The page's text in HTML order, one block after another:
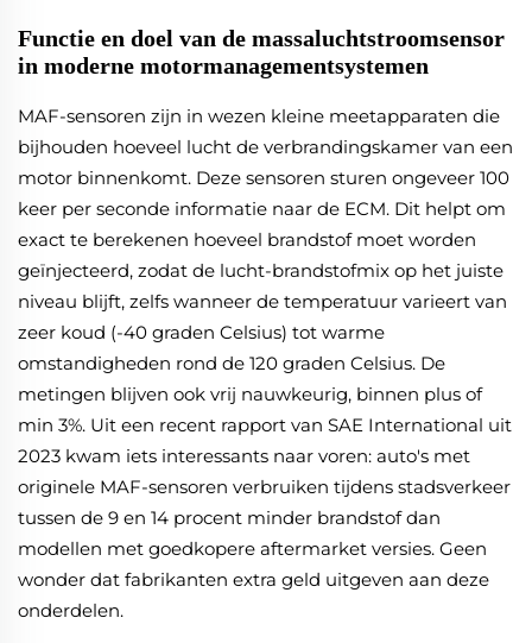
Functie en doel van de massaluchtstroomsensor
in moderne motormanagementsystemen
MAF-sensoren zijn in wezen kleine meetapparaten die
bijhouden hoeveel lucht de verbrandingskamer van een
motor binnenkomt. Deze sensoren sturen ongeveer 100
keer per seconde informatie naar de ECM. Dit helpt om
exact te berekenen hoeveel brandstof moet worden
geïnjecteerd, zodat de lucht-brandstofmix op het juiste
niveau blijft, zelfs wanneer de temperatuur varieert van
zeer koud (-40 graden Celsius) tot warme
omstandigheden rond de 120 graden Celsius. De
metingen blijven ook vrij nauwkeurig, binnen plus of
min 3%. Uit een recent rapport van SAE International uit
2023 kwam iets interessants naar voren: auto's met
originele MAF-sensoren verbruiken tijdens stadsverkeer
tussen de 9 en 14 procent minder brandstof dan
modellen met goedkopere aftermarket versies. Geen
wonder dat fabrikanten extra geld uitgeven aan deze
onderdelen.